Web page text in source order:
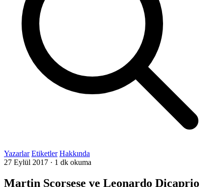
Yazarlar Etiketler Hakkında
27 Eylül 2017 · 1 dk okuma
Martin Scorsese ve Leonardo Dicaprio